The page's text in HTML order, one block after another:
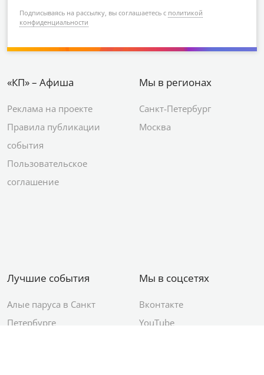
Подписываясь на рассылку, вы соглашаетесь с политикой
конфиденциальности
«КП» – Афиша
Реклама на проекте
Правила публикации
события
Пользовательское
соглашение
Мы в регионах
Санкт-Петербург
Москва
Лучшие события
Алые паруса в Санкт
Петербурге
Мы в соцсетях
Вконтакте
YouTube